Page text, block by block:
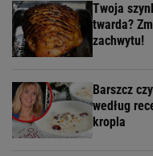
Twoja
twarda?
zachwytu!
Barszcz
według
kropla